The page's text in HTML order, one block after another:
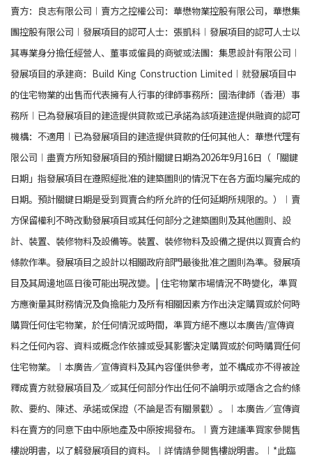
賣方：良志有限公司︱賣方之控權公司：華懋物業控股有限公司，華懋集
團控股有限公司︱發展項目的認可人士：張凱科︱發展項目的認可人士以
其專業身分擔任經營人、董事或僱員的商號或法團：集思設計有限公司︱
發展項目的承建商：Build King Construction Limited︱就發展項目中
的住宅物業的出售而代表擁有人行事的律師事務所：國浩律師（香港）事
務所︱已為發展項目的建造提供貸款或已承諾為該項建造提供融資的認可
機構：不適用︱已為發展項目的建造提供貸款的任何其他人：華懋代理有
限公司︱盡賣方所知發展項目的預計關鍵日期為2026年9月16日（「關鍵
日期」指發展項目在遵照經批准的建築圖則的情況下在各方面均屬完成的
日期。預計關鍵日期是受到買賣合約所允許的任何延期所規限的。）︱賣
方保留權利不時改動發展項目或其任何部分之建築圖則及其他圖則、設
計、裝置、裝修物料及設備等。裝置、裝修物料及設備之提供以買賣合約
條款作準。發展項目之設計以相關政府部門最後批准之圖則為準。發展項
目及其周邊地區日後可能出現改變。| 住宅物業市場情況不時變化，準買
方應衡量其財務情況及負擔能力及所有相關因素方作出決定購買或於何時
購買任何住宅物業，於任何情況或時間，準買方絕不應以本廣告/宣傳資
料之任何內容、資料或概念作依據或受其影響決定購買或於何時購買任何
住宅物業。︱本廣告／宣傳資料及其內容僅供參考，並不構成亦不得被詮
釋成賣方就發展項目及／或其任何部分作出任何不論明示或隱含之合約條
款、要約、陳述、承諾或保證（不論是否有關景觀）。︱本廣告／宣傳資
料在賣方的同意下由中原地產及中原按揭發布。︱賣方建議準買家參閱售
樓說明書，以了解發展項目的資料。︱詳情請參閱售樓說明書。︱*此臨